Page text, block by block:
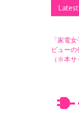
Latest
「家電
ビューの
（※本